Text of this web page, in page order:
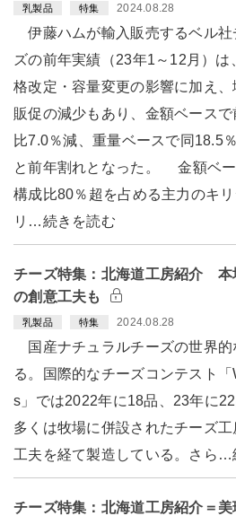
乳製品 特集 2024.08.28
伊藤ハムが輸入販売するベル社
ズの前年実績（23年1～12月）は
格改定・容量変更の影響に加え、
販促の減少もあり、金額ベースで
比7.0％減、重量ベースで同18.5
と前年割れとなった。 金額ベ
構成比80％超を占める主力のキリ
リ…続きを読む
チーズ特集：北海道工房紹介
の創意工夫も
乳製品 特集 2024.08.28
国産ナチュラルチーズの世界的
る。国際的なチーズコンテスト
s」では2022年に18品、23年に
多くは牧場に併設されたチーズ工
工夫を経て製造している。さら…
チーズ特集：北海道工房紹介＝美